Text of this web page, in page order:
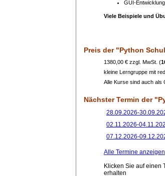
GUI-
Viele Beispiele und
Preis der "Python
1380,00 € zzgl. MwSt. (
kleine Lerngruppe mit
Alle Kurse sind auch als
Nächster Termin der
28.09.2026-
02.11.2026-
07.12.2026-
Alle Termine anzeigen
Klicken Sie auf einen
erhalten